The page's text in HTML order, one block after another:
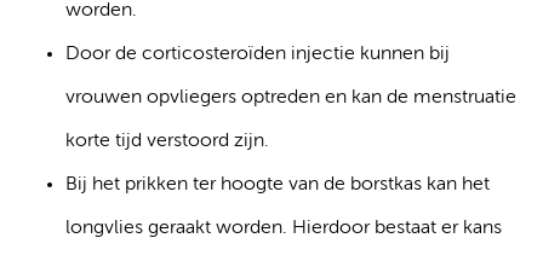
worden.
Door de corticosteroïden injectie kunnen bij
vrouwen opvliegers optreden en kan de menstruatie
korte tijd verstoord zijn.
Bij het prikken ter hoogte van de borstkas kan het
longvlies geraakt worden. Hierdoor bestaat er kans